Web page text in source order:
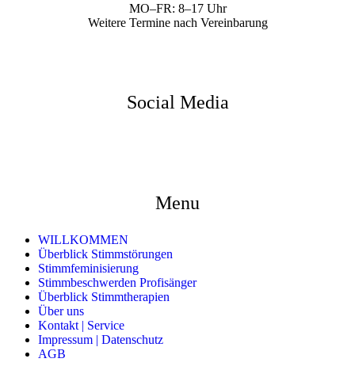
MO–FR: 8–17 Uhr
Weitere Termine nach Vereinbarung
Social Media
Menu
WILLKOMMEN
Überblick Stimmstörungen
Stimmfeminisierung
Stimmbeschwerden Profisänger
Überblick Stimmtherapien
Über uns
Kontakt | Service
Impressum | Datenschutz
AGB